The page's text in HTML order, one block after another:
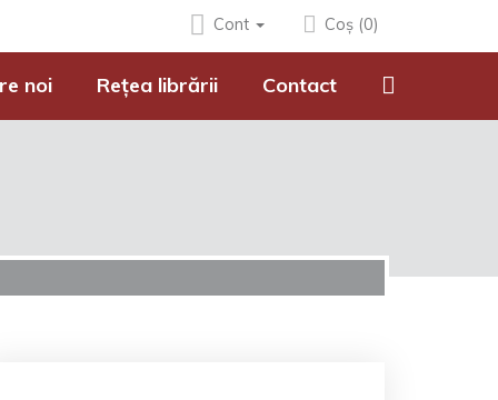
Cont Coș (0)
noi Rețea librării Contact